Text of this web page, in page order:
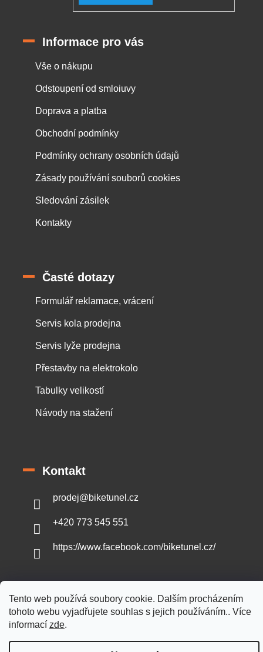
Tento web používá soubory cookie. Dalším procházením
tohoto webu vyjadřujete souhlas s jejich používáním.. Více
informací zde.
Informace pro vás
Vše o nákupu
Odstoupení od smloiuvy
Doprava a platba
Obchodní podmínky
Podmínky ochrany osobních údajů
Zásady používání souborů cookies
Sledování zásilek
Kontakty
Časté dotazy
Formulář reklamace, vrácení
Servis kola prodejna
Servis lyže prodejna
Přestavby na elektrokolo
Tabulky velikostí
Návody na stažení
Kontakt
prodej@biketunel.cz
+420 773 545 551
https://www.facebook.com/biketunel.cz/
Vytvořil Shoptet
Copyright 2026BikeTunel.cz. Všechna práva vyhrazena.